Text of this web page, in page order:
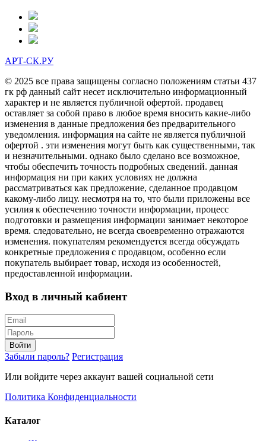
АРТ-СК.РУ
© 2025 все права защищены согласно положениям статьи 437
гк рф данный сайт несет исключительно информационный
характер и не является публичной офертой. продавец
оставляет за собой право в любое время вносить какие-либо
изменения в данные предложения без предварительного
уведомления. информация на сайте не является публичной
офертой . эти изменения могут быть как существенными, так
и незначительными. однако было сделано все возможное,
чтобы обеспечить точность подробных сведений. данная
информация ни при каких условиях не должна
рассматриваться как предложение, сделанное продавцом
какому-либо лицу. несмотря на то, что были приложены все
усилия к обеспечению точности информации, процесс
подготовки и размещения информации занимает некоторое
время. следовательно, не всегда своевременно отражаются
изменения. покупателям рекомендуется всегда обсуждать
конкретные предложения с продавцом, особенно если
покупатель выбирает товар, исходя из особенностей,
предоставленной информации.
Вход в личный кабиент
Войти
Забыли пароль? Регистрация
Или войдите через аккаунт вашей социальной сети
Политика Конфиденциальности
Каталог